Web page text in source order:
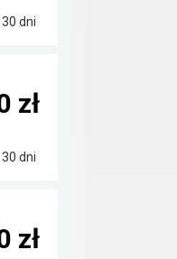
30 dni
30 dni
zł
zł